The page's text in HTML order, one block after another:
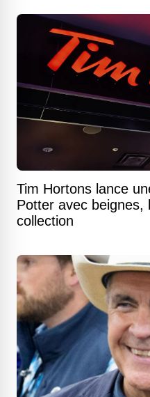
Tim Hortons lance
Potter avec beignes,
collection